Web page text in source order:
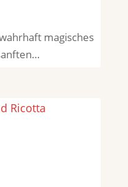
magisches
Ricotta